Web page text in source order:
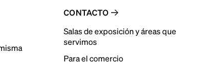
CONTACTO
Salas de exposición y áreas que
servimos
Para el comercio